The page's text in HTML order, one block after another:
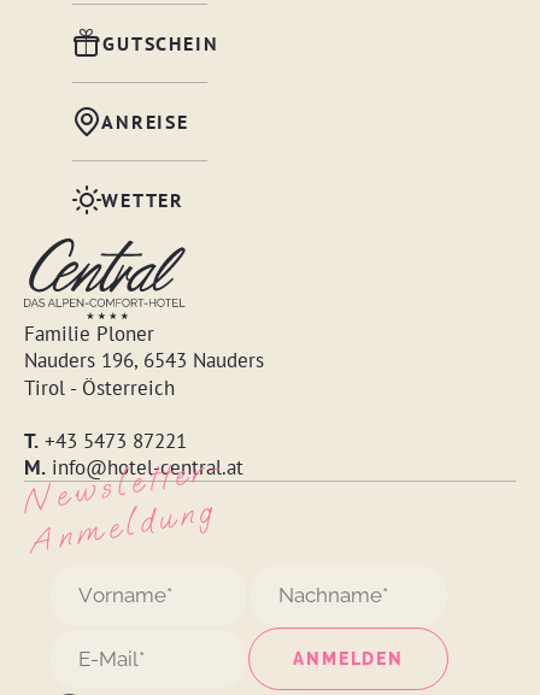
Familie Ploner
Nauders 196, 6543 Nauders
Tirol - Österreich
T. +43 5473 87221
M. info@hotel-central.at
GUTSCHEIN
ANREISE
WETTER
N
e
w
s
l
ett
e
r
-
A
n
m
e
l
d
u
n
g